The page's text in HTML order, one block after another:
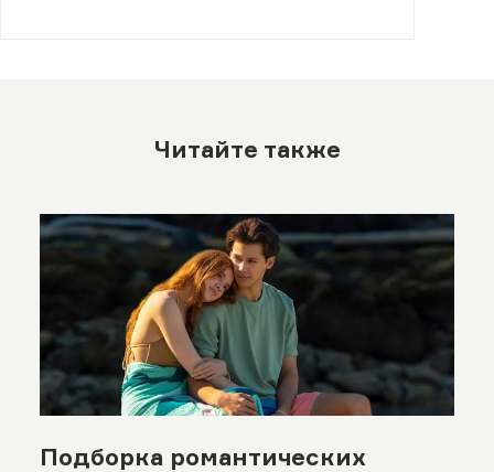
Читайте также
Подборка романтических